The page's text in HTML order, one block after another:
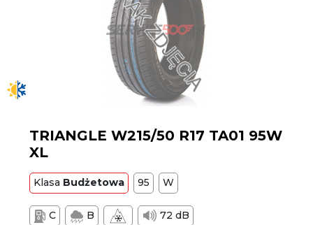
TRIANGLE W215/50 R17 TA01 95W
XL
Klasa Budżetowa 95 W
C B 72 dB